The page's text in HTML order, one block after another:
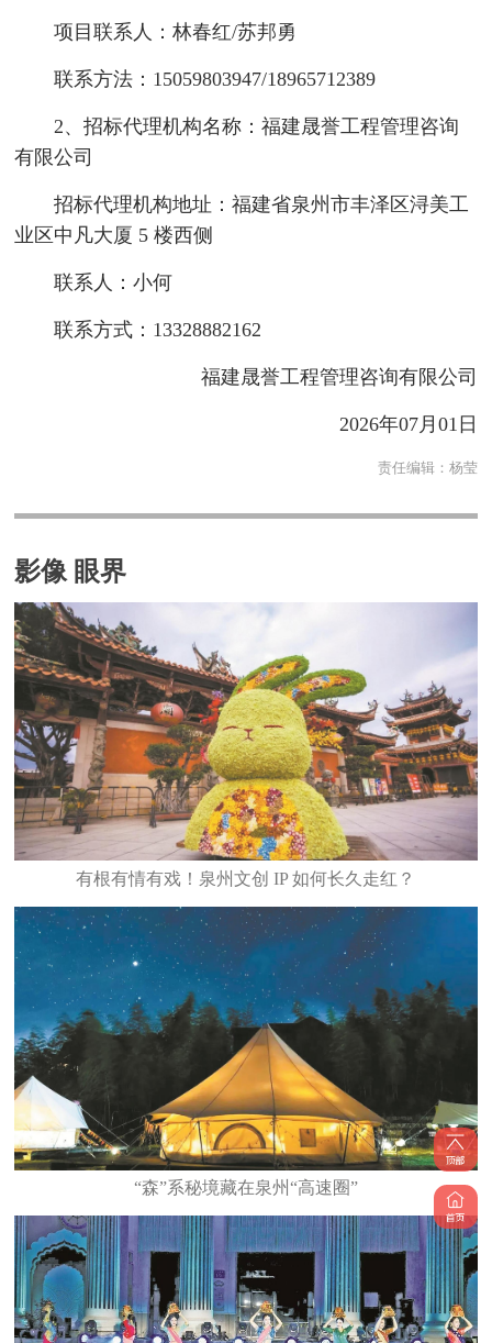
项目联系人：林春红/苏邦勇
联系方法：15059803947/18965712389
2、招标代理机构名称：福建晟誉工程管理咨询
有限公司
招标代理机构地址：福建省泉州市丰泽区浔美工
业区中凡大厦 5 楼西侧
联系人：小何
联系方式：13328882162
福建晟誉工程管理咨询有限公司
2026年07月01日
责任编辑： 杨莹
影像 眼界
有根有情有戏！泉州文创 IP 如何长久走红？
“森”系秘境藏在泉州“高速圈”